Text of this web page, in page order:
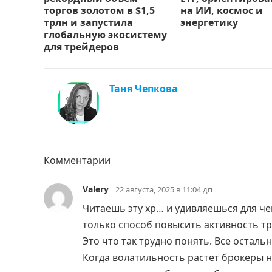
торгов золотом в $1,5
трлн и запустила
глобальную экосистему
для трейдеров
на ИИ, космос и
энергетику
Таня Чепкова
Комментарии
Valery 22 августа, 2025 в 11:04 дп
Читаешь эту хр… и удивляешься для
только способ повысить активность
Это что так трудно понять. Все
Когда волатильность растет брокеры